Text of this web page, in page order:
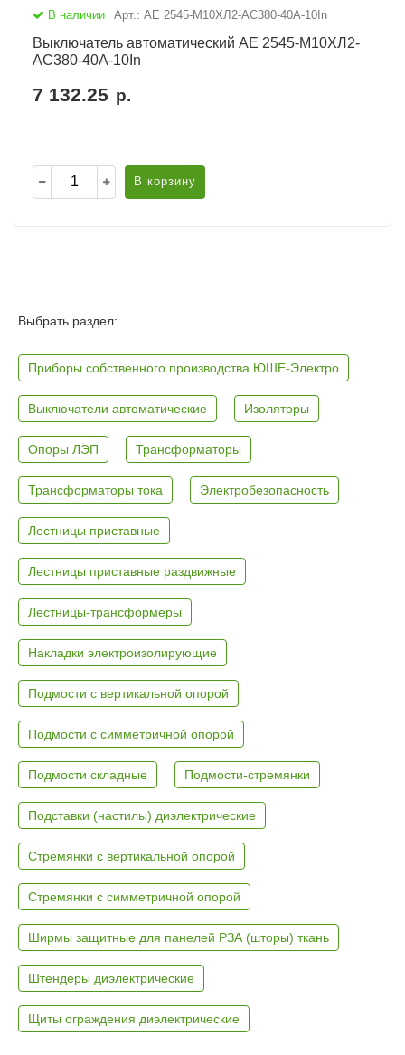
В наличии Арт.: АЕ 2545-М10ХЛ2-AC380-40А-10In
Выключатель автоматический АЕ 2545-М10ХЛ2-
AC380-40А-10In
7 132.25 р.
В корзину
Выбрать раздел:
Приборы собственного производства ЮШЕ-Электро
Выключатели автоматические Изоляторы
Опоры ЛЭП Трансформаторы
Трансформаторы тока Электробезопасность
Лестницы приставные
Лестницы приставные раздвижные
Лестницы-трансформеры
Накладки электроизолирующие
Подмости с вертикальной опорой
Подмости с симметричной опорой
Подмости складные Подмости-стремянки
Подставки (настилы) диэлектрические
Стремянки с вертикальной опорой
Стремянки с симметричной опорой
Ширмы защитные для панелей РЗА (шторы) ткань
Штендеры диэлектрические
Щиты ограждения диэлектрические